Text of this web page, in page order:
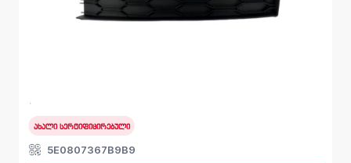
5E 2017 – 2019
ახალი სერტიფიცირებული
5E0807367B9B9